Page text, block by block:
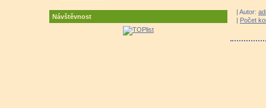
Návštěvnost
| Autor:
| Počet